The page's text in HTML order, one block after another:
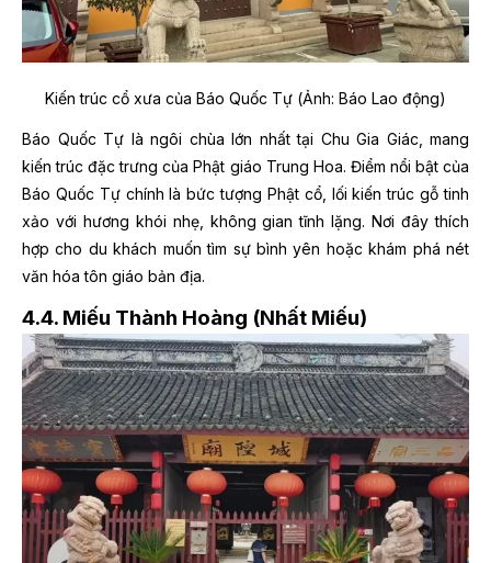
Kiến trúc cổ xưa của Báo Quốc Tự (Ảnh: Báo Lao động)
Báo Quốc Tự là ngôi chùa lớn nhất tại Chu Gia Giác, mang
kiến trúc đặc trưng của Phật giáo Trung Hoa. Điểm nổi bật của
Báo Quốc Tự chính là bức tượng Phật cổ, lối kiến trúc gỗ tinh
xảo với hương khói nhẹ, không gian tĩnh lặng. Nơi đây thích
hợp cho du khách muốn tìm sự bình yên hoặc khám phá nét
văn hóa tôn giáo bản địa.
4.4. Miếu Thành Hoàng (Nhất Miếu)